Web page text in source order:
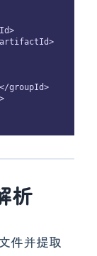
groupId>
析
件并提取